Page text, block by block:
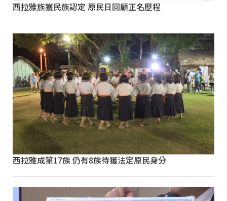
西拉雅族獲民族認定 原民日回顧正名歷程
西拉雅成第17族 仍有8族待獲法定原民身分